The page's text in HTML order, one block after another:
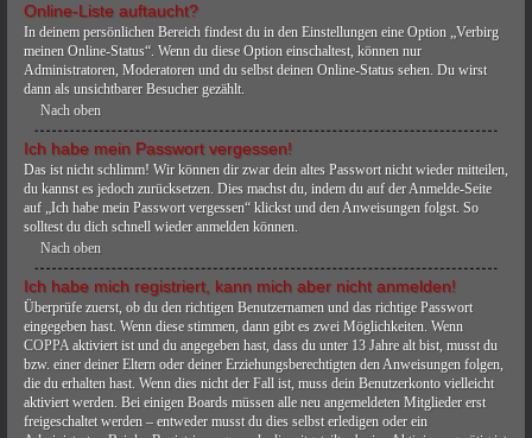
Online-Liste auftaucht?
In deinem persönlichen Bereich findest du in den Einstellungen eine Option „Verbirg
meinen Online-Status“. Wenn du diese Option einschaltest, können nur
Administratoren, Moderatoren und du selbst deinen Online-Status sehen. Du wirst
dann als unsichtbarer Besucher gezählt.
Nach oben
Ich habe mein Passwort vergessen!
Das ist nicht schlimm! Wir können dir zwar dein altes Passwort nicht wieder mitteilen,
du kannst es jedoch zurücksetzen. Dies machst du, indem du auf der Anmelde-Seite
auf „Ich habe mein Passwort vergessen“ klickst und den Anweisungen folgst. So
solltest du dich schnell wieder anmelden können.
Nach oben
Ich habe mich registriert, kann mich aber nicht anmelden!
Überprüfe zuerst, ob du den richtigen Benutzernamen und das richtige Passwort
eingegeben hast. Wenn diese stimmen, dann gibt es zwei Möglichkeiten. Wenn
COPPAaktiviert ist und du angegeben hast, dass du unter 13 Jahre alt bist, musst du
bzw. einer deiner Eltern oder deiner Erziehungsberechtigten den Anweisungen folgen,
die du erhalten hast. Wenn dies nicht der Fall ist, muss dein Benutzerkonto vielleicht
aktiviert werden. Bei einigen Boards müssen alle neu angemeldeten Mitglieder erst
freigeschaltet werden – entweder musst du dies selbst erledigen oder ein